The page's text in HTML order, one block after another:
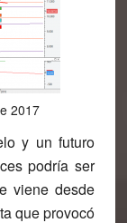
2017
y un futuro
podría ser
viene desde
que provocó